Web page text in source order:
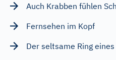
Auch Krabben fühlen
Fernsehen im Kopf
Der seltsame Ring